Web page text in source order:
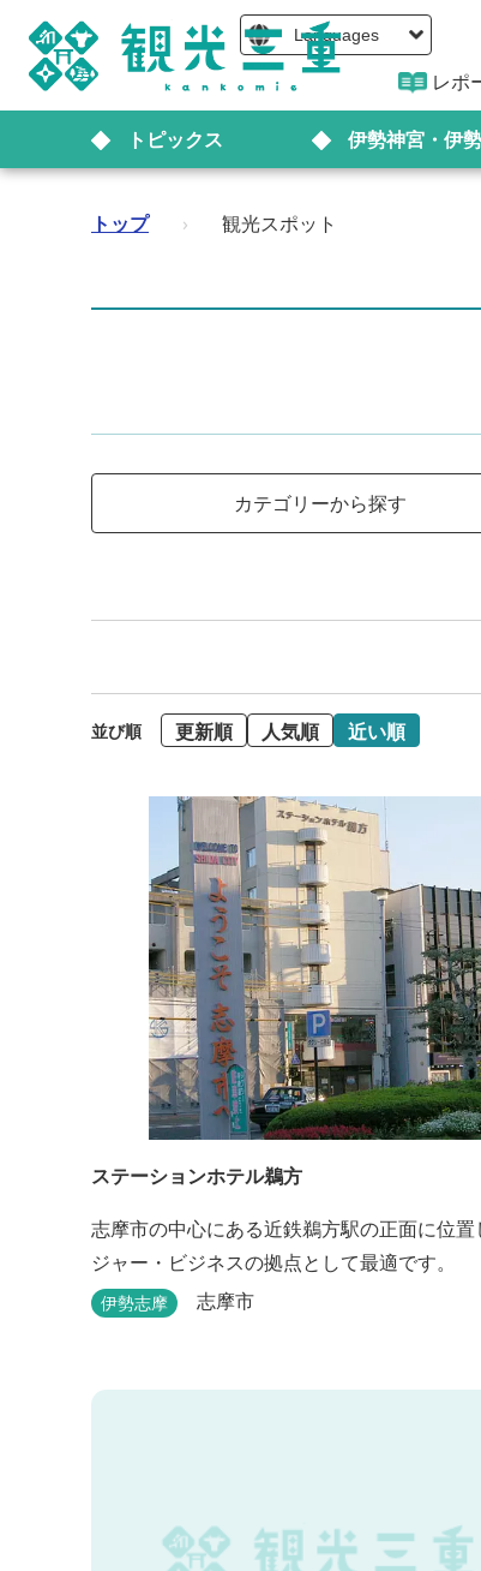
Languages
レポ
トピックス 伊勢神宮・伊
トップ › 観光スポット
カテゴリーから探す
並び順 更新順 人気順 近い順
ステーションホテル鵜方
志摩市の中心にある近鉄鵜方駅の正面に位置
ジャー・ビジネスの拠点として最適です。
伊勢志摩 志摩市